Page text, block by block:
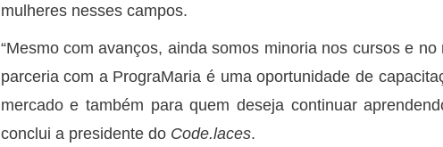
mulheres nesses campos.
“Mesmo com avanços, ainda somos minoria nos cursos e
parceria com a PrograMaria é uma oportunidade de
mercado e também para quem deseja continuar
conclui a presidente do Code.laces.